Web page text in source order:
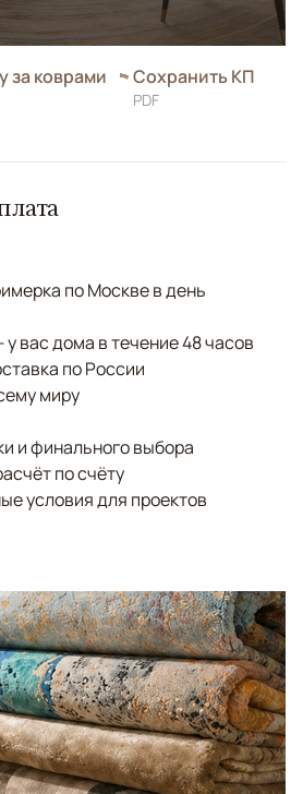
за коврами Сохранить КП
PDF
по Москве в день
вас дома в течение 48 часов
по России
миру
и финального выбора
по счёту
условия для проектов